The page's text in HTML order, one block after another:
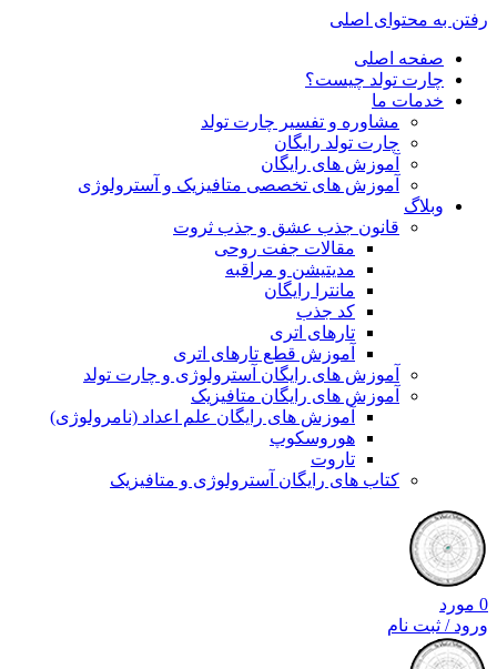
رفتن به محتوای اصلی
صفحه اصلی
چارت تولد چیست؟
خدمات ما
مشاوره و تفسیر چارت تولد
چارت تولد رایگان
آموزش های رایگان
آموزش های تخصصی متافیزیک و آسترولوژی
وبلاگ
قانون جذب عشق و جذب ثروت
مقالات جفت روحی
مدیتیشن و مراقبه
مانترا رایگان
کد جذب
تارهای اتری
آموزش قطع تارهای اتری
آموزش های رایگان آسترولوژی و چارت تولد
آموزش های رایگان متافیزیک
آموزش های رایگان علم اعداد (نامرولوژی)
هوروسکوپ
تاروت
کتاب های رایگان آسترولوژی و متافیزیک
0 مورد
ورود / ثبت نام